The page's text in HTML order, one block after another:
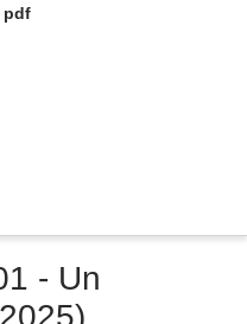
pdf
- Un